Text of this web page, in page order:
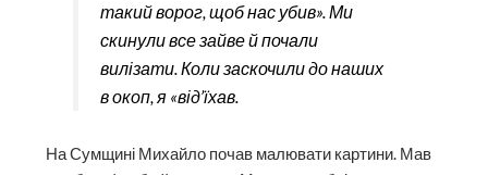
такий ворог, щоб нас убив». Ми
скинули все зайве й почали
вилізати. Коли заскочили до наших
в окоп, я «від’їхав.
На Сумщині Михайло почав малювати картини. Мав